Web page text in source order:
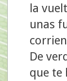
la
unas
De
que te